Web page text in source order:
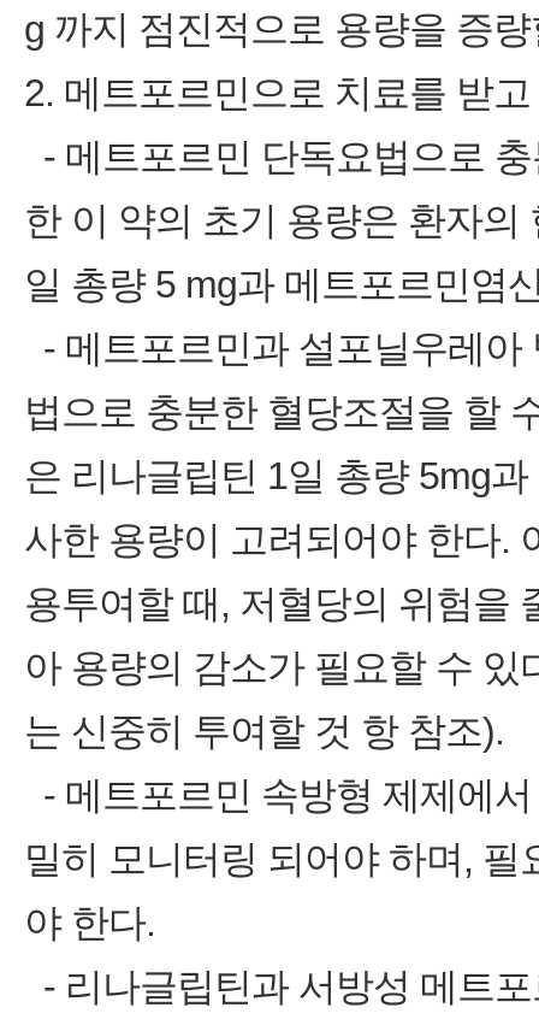
g 까지 점진적으로 용량을 증
2. 메트포르민으로 치료를 받
‑ 메트포르민 단독요법으로
한 이 약의 초기 용량은 환자
일 총량 5 mg과 메트포르민염
‑ 메트포르민과 설포닐우레
법으로 충분한 혈당조절을 할
은 리나글립틴 1일 총량 5mg
사한 용량이 고려되어야 한다.
용투여할 때, 저혈당의 위험을
아 용량의 감소가 필요할 수
는 신중히 투여할 것 항 참조).
‑ 메트포르민 속방형 제제에
밀히 모니터링 되어야 하며,
야 한다.
‑ 리나글립틴과 서방성 메트